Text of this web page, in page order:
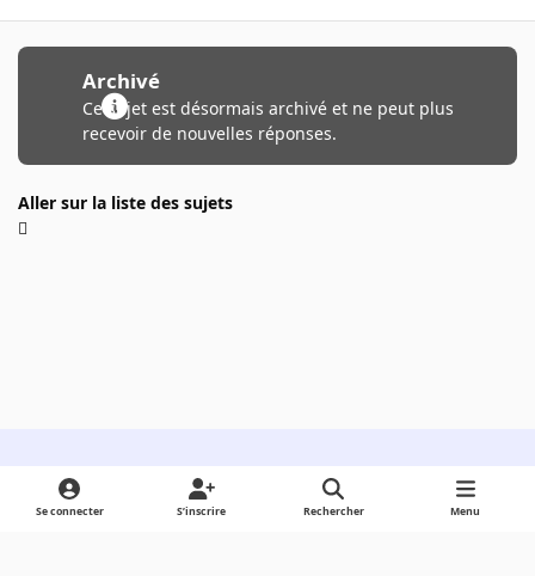
Archivé
Ce sujet est désormais archivé et ne peut plus
recevoir de nouvelles réponses.
Aller sur la liste des sujets
Light ModeDark ModeSystem Preference
Se connecter S’inscrire Rechercher Menu